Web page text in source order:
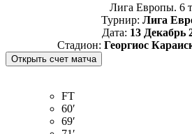
Лига Европы. 6
Турнир: Лига
Дата: 13 Декабрь
Стадион: Георгиос
FT
60′
69′